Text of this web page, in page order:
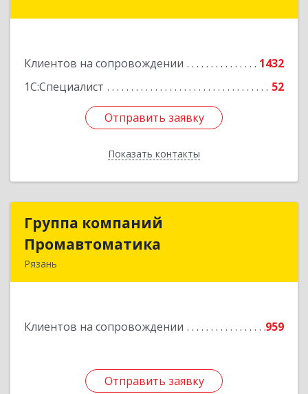
Клиентов на сопровождении
1432
1С:Специалист
52
Отправить заявку
Показать контакты
Отправить заявку
Назад
Группа компаний
Промавтоматика
Рязань
Клиентов на сопровождении 959
Отправить заявку
Группа компаний
Промавтоматика
Подробнее
Отправить заявку